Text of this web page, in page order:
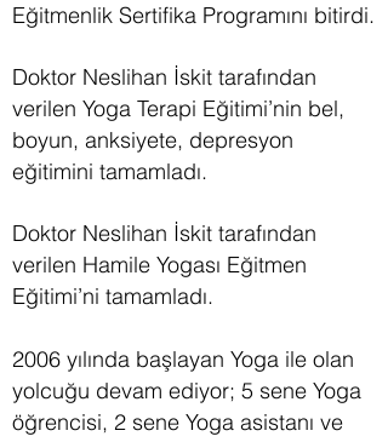
Eğitmenlik Sertifika Programını bitirdi.
Doktor Neslihan İskit tarafından
verilen Yoga Terapi Eğitimi’nin bel,
boyun, anksiyete, depresyon
eğitimini tamamladı.
Doktor Neslihan İskit tarafından
verilen Hamile Yogası Eğitmen
Eğitimi’ni tamamladı.
2006 yılında başlayan Yoga ile olan
yolcuğu devam ediyor; 5 sene Yoga
öğrencisi, 2 sene Yoga asistanı ve